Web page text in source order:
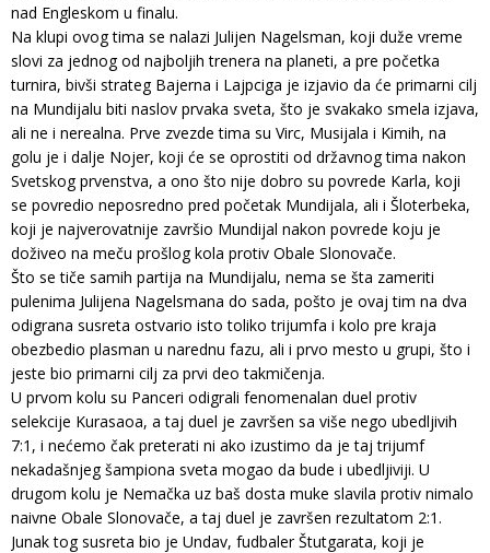
nad Engleskom u finalu.
Na klupi ovog tima se nalazi Julijen Nagelsman, koji duže vreme
slovi za jednog od najboljih trenera na planeti, a pre početka
turnira, bivši strateg Bajerna i Lajpciga je izjavio da će primarni cilj
na Mundijalu biti naslov prvaka sveta, što je svakako smela izjava,
ali ne i nerealna. Prve zvezde tima su Virc, Musijala i Kimih, na
golu je i dalje Nojer, koji će se oprostiti od državnog tima nakon
Svetskog prvenstva, a ono što nije dobro su povrede Karla, koji
se povredio neposredno pred početak Mundijala, ali i Šloterbeka,
koji je najverovatnije završio Mundijal nakon povrede koju je
doživeo na meču prošlog kola protiv Obale Slonovače.
Što se tiče samih partija na Mundijalu, nema se šta zameriti
pulenima Julijena Nagelsmana do sada, pošto je ovaj tim na dva
odigrana susreta ostvario isto toliko trijumfa i kolo pre kraja
obezbedio plasman u narednu fazu, ali i prvo mesto u grupi, što i
jeste bio primarni cilj za prvi deo takmičenja.
U prvom kolu su Panceri odigrali fenomenalan duel protiv
selekcije Kurasaoa, a taj duel je završen sa više nego ubedljivih
7:1, i nećemo čak preterati ni ako izustimo da je taj trijumf
nekadašnjeg šampiona sveta mogao da bude i ubedljiviji. U
drugom kolu je Nemačka uz baš dosta muke slavila protiv nimalo
naivne Obale Slonovače, a taj duel je završen rezultatom 2:1.
Junak tog susreta bio je Undav, fudbaler Štutgarata, koji je